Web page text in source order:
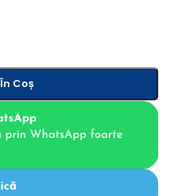
Coș